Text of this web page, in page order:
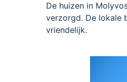
De huizen in
verzorgd. De lokale
vriendelijk.